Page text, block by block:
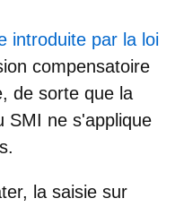
introduite par la loi
compensatoire
, de sorte que la
SMI ne s'applique
la saisie sur